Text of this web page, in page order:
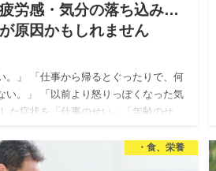
労感・気分の落ち込み…
原因かもしれません
。」 「仕事から帰るとぐったりで、何
い。」 「以前より怒りっぽくなった気
た症状を「仕事のせい」「年齢のせ
・食、栄養